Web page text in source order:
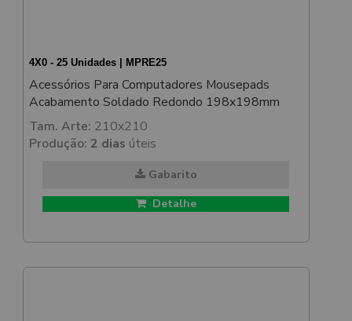
4X0 - 25 Unidades | MPRE25
Acessórios Para Computadores Mousepads
Acabamento Soldado Redondo 198x198mm
Tam. Arte: 210x210
Produção: 2 dias úteis
Gabarito
Detalhe